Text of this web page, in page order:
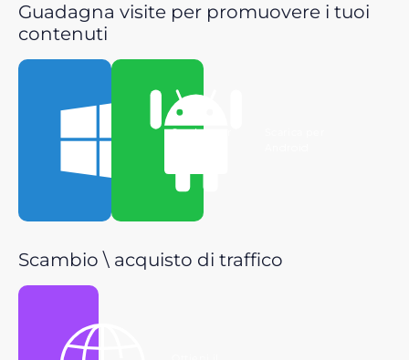
Guadagna visite per promuovere i tuoi
contenuti
Scarica per
Scambio \ acquisto di traffico